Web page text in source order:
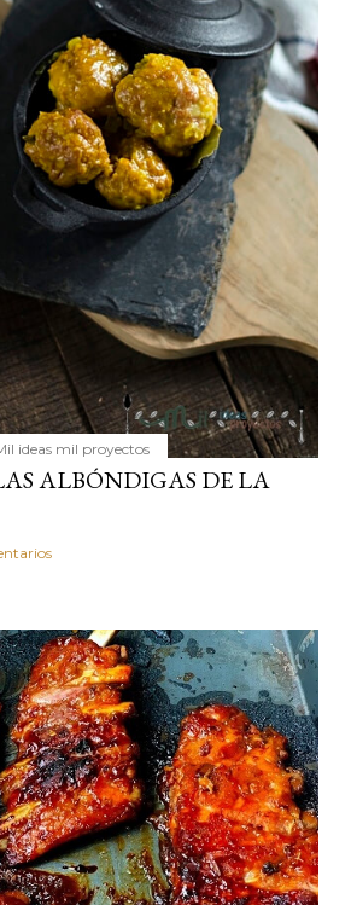
ideas mil proyectos
ALBÓNDIGAS DE LA